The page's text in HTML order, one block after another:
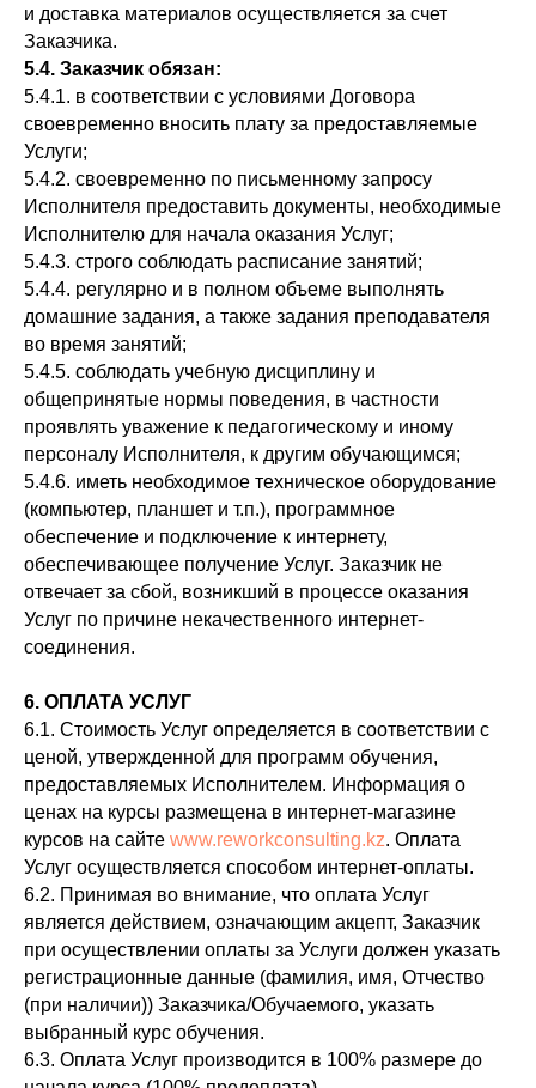
и доставка материалов осуществляется за счет
Заказчика.
5.4. Заказчик обязан:
5.4.1. в соответствии с условиями Договора
своевременно вносить плату за предоставляемые
Услуги;
5.4.2. своевременно по письменному запросу
Исполнителя предоставить документы, необходимые
Исполнителю для начала оказания Услуг;
5.4.3. строго соблюдать расписание занятий;
5.4.4. регулярно и в полном объеме выполнять
домашние задания, а также задания преподавателя
во время занятий;
5.4.5. соблюдать учебную дисциплину и
общепринятые нормы поведения, в частности
проявлять уважение к педагогическому и иному
персоналу Исполнителя, к другим обучающимся;
5.4.6. иметь необходимое техническое оборудование
(компьютер, планшет и т.п.), программное
обеспечение и подключение к интернету,
обеспечивающее получение Услуг. Заказчик не
отвечает за сбой, возникший в процессе оказания
Услуг по причине некачественного интернет-
соединения.
6. ОПЛАТА УСЛУГ
6.1. Стоимость Услуг определяется в соответствии с
ценой, утвержденной для программ обучения,
предоставляемых Исполнителем. Информация о
ценах на курсы размещена в интернет-магазине
курсов на сайте www.reworkconsulting.kz. Оплата
Услуг осуществляется способом интернет-оплаты.
6.2. Принимая во внимание, что оплата Услуг
является действием, означающим акцепт, Заказчик
при осуществлении оплаты за Услуги должен указать
регистрационные данные (фамилия, имя, Отчество
(при наличии)) Заказчика/Обучаемого, указать
выбранный курс обучения.
6.3. Оплата Услуг производится в 100% размере до